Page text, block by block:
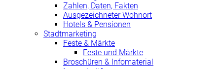
Zahlen, Daten, Fakten
Ausgezeichneter Wohnort
Hotels & Pensionen
Stadtmarketing
Feste & Märkte
Feste und Märkte
Broschüren & Infomaterial